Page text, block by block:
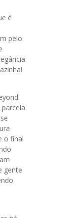
é
pelo
o final
gente